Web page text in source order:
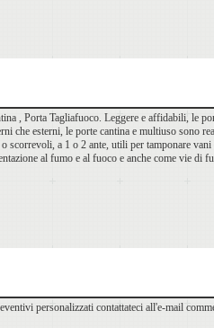
, Porta Tagliafuoco. Leggere e affidabili, le
che esterni, le porte cantina e multiuso sono
scorrevoli, a 1 o 2 ante, utili per tamponare
al fumo e al fuoco e anche come vie di
personalizzati contattateci all'e-mail